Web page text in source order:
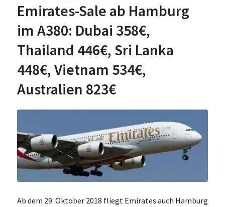
Emirates-Sale ab Hamburg
im A380: Dubai 358€,
Thailand 446€, Sri Lanka
448€, Vietnam 534€,
Australien 823€
Ab dem 29. Oktober 2018 fliegt Emirates auch Hamburg